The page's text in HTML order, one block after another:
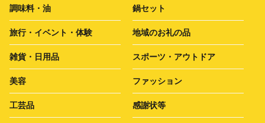
調味料・油 鍋セット
旅行・イベント・体験 地域のお礼の品
雑貨・日用品 スポーツ・アウトドア
美容 ファッション
工芸品 感謝状等